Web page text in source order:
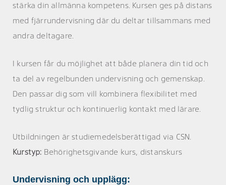
stärka din allmänna kompetens. Kursen ges på distans
med fjärrundervisning där du deltar tillsammans med
andra deltagare.
I kursen får du möjlighet att både planera din tid och
ta del av regelbunden undervisning och gemenskap.
Den passar dig som vill kombinera flexibilitet med
tydlig struktur och kontinuerlig kontakt med lärare.
Utbildningen är studiemedelsberättigad via CSN.
Kurstyp: Behörighetsgivande kurs, distanskurs
Undervisning och upplägg: